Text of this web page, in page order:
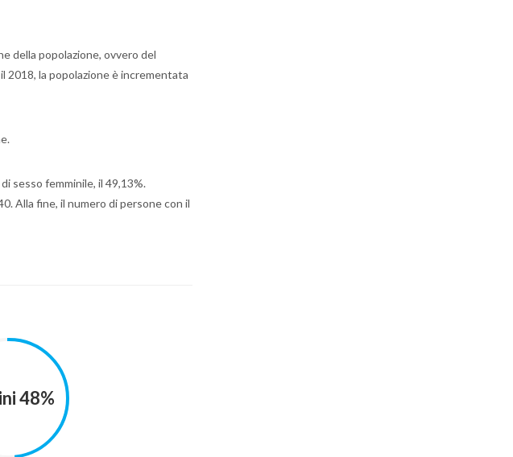
della popolazione, ovvero del
2018, la popolazione è incrementata
sesso femminile, il 49,13%.
Alla fine, il numero di persone con il
48%